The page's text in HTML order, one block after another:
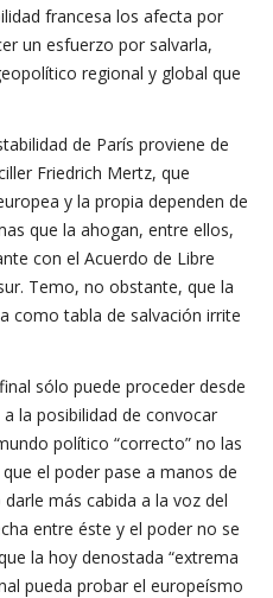
francesa los afecta por
un esfuerzo por salvarla,
regional y global que
de París proviene de
Friedrich Mertz, que
y la propia dependen de
que la ahogan, entre ellos,
con el Acuerdo de Libre
Temo, no obstante, que la
como tabla de salvación irrite
sólo puede proceder desde
la posibilidad de convocar
político “correcto” no las
el poder pase a manos de
más cabida a la voz del
entre éste y el poder no se
la hoy denostada “extrema
pueda probar el europeísmo